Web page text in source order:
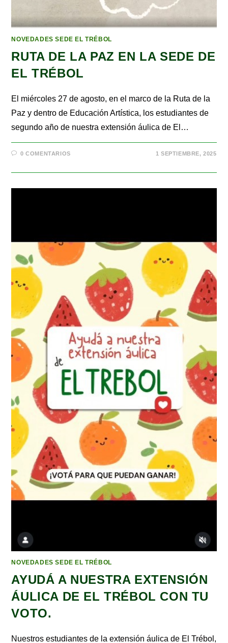
NOVEDADES SEDE EL TRÉBOL
RUTA DE LA PAZ EN LA SEDE DE
EL TRÉBOL
El miércoles 27 de agosto, en el marco de la Ruta de la
Paz y dentro de Educación Artística, los estudiantes de
segundo año de nuestra extensión áulica de El…
0 COMENTARIOS 1 SEPTIEMBRE, 2025
NOVEDADES SEDE EL TRÉBOL
AYUDÁ A NUESTRA EXTENSIÓN
ÁULICA DE EL TRÉBOL CON TU
VOTO.
Nuestros estudiantes de la extensión áulica de El Trébol,